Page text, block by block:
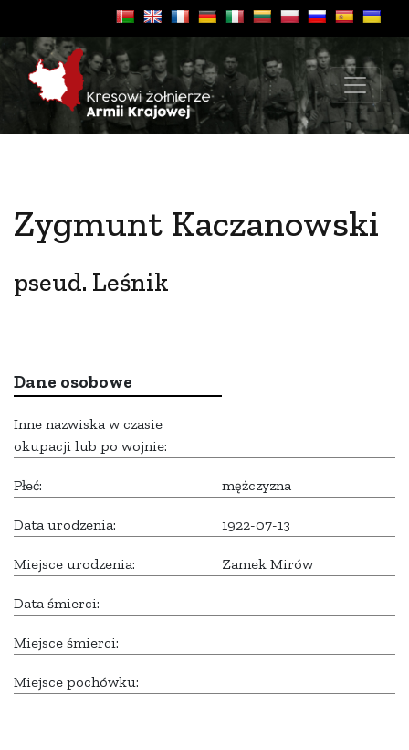
Zygmunt Kaczanowski
pseud. Leśnik
Dane osobowe
Inne nazwiska w czasie
okupacji lub po wojnie:
Płeć: mężczyzna
Data urodzenia: 1922-07-13
Miejsce urodzenia: Zamek Mirów
Data śmierci:
Miejsce śmierci:
Miejsce pochówku: